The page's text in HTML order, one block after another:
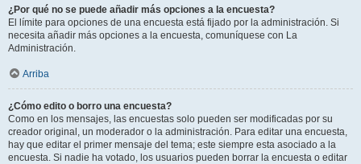
¿Por qué no se puede añadir más opciones a la encuesta?
El límite para opciones de una encuesta está fijado por la administración. Si
necesita añadir más opciones a la encuesta, comuníquese con La
Administración.
Arriba
¿Cómo edito o borro una encuesta?
Como en los mensajes, las encuestas solo pueden ser modificadas por su
creador original, un moderador o la administración. Para editar una encuesta,
hay que editar el primer mensaje del tema; este siempre esta asociado a la
encuesta. Si nadie ha votado, los usuarios pueden borrar la encuesta o editar